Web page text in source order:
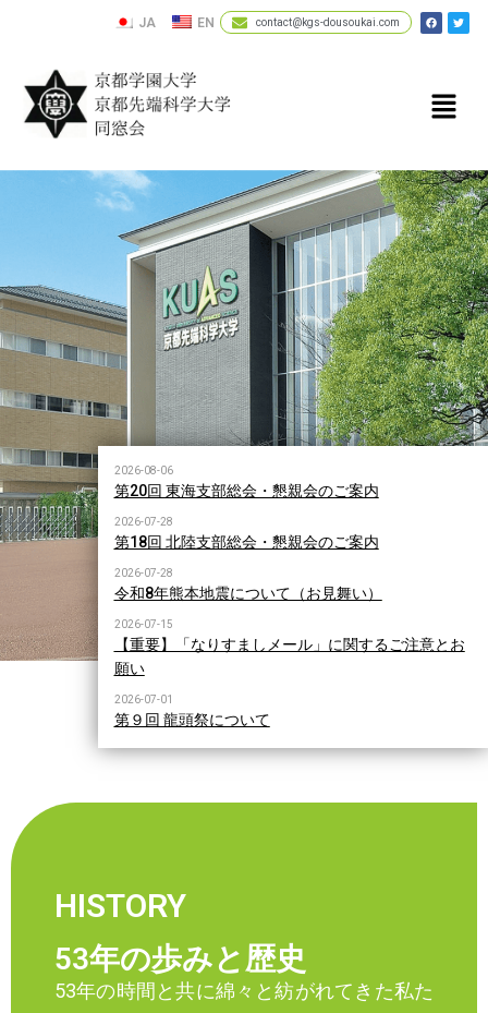
JA EN contact@kgs-dousoukai.com
2026-08-06
第20回 東海支部総会・懇親会のご案内
2026-07-28
第18回 北陸支部総会・懇親会のご案内
2026-07-28
令和8年熊本地震について（お見舞い）
2026-07-15
【重要】「なりすましメール」に関するご注意とお
願い
2026-07-01
第９回 龍頭祭について
HISTORY
53年の歩みと歴史
53年の時間と共に綿々と紡がれてきた私た